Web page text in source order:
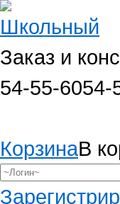
Заказ и
54-55-6054-
КорзинаВ